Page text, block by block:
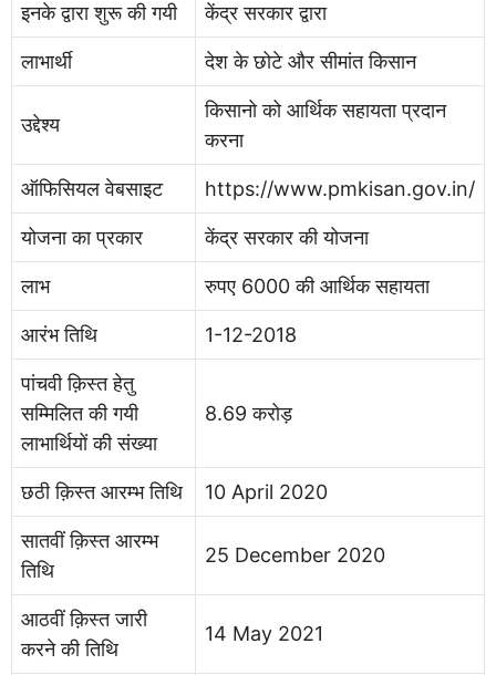
इनके द्वारा शुरू की गयी केंद्र सरकार द्वारा
लाभार्थी देश के छोटे और सीमांत किसान
उद्देश्य
किसानो को आर्थिक सहायता प्रदान
करना
ऑफिसियल वेबसाइट https://www.pmkisan.gov.in/
योजना का प्रकार केंद्र सरकार की योजना
लाभ रुपए 6000 की आर्थिक सहायता
आरंभ तिथि 1-12-2018
पांचवी क़िस्त हेतु
सम्मिलित की गयी
लाभार्थियों की संख्या
8.69 करोड़
छठी क़िस्त आरम्भ तिथि 10 April 2020
सातवीं क़िस्त आरम्भ
तिथि
25 December 2020
आठवीं क़िस्त जारी
करने की तिथि
14 May 2021